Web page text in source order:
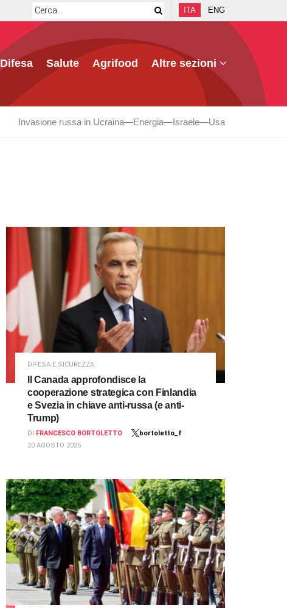
ITA ENG
Difesa Salute Agrifood Altre sezioni
Invasione russa in Ucraina Energia Israele Usa
DIFESA E SICUREZZA
Il Canada approfondisce la
cooperazione strategica con Finlandia
e Svezia in chiave anti-russa (e anti-
Trump)
DI FRANCESCO BORTOLETTO
bortoletto_f
20 AGOSTO 2025